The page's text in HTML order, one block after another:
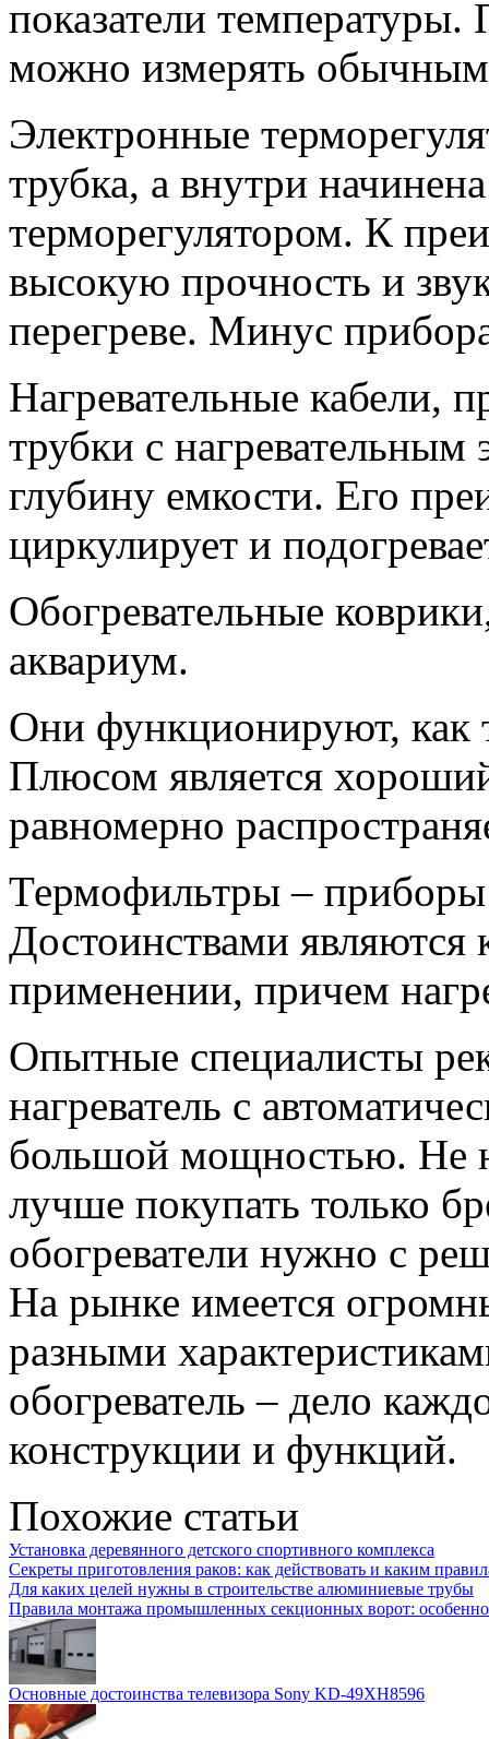
показатели
можно измерять
Электронные
трубка, а внутри
терморегулятором. К
высокую прочность и
перегреве. Минус
Нагревательные кабели,
трубки с нагревательным
глубину емкости. Его
циркулирует и
Обогревательные
аквариум.
Они функционируют, как
Плюсом является
равномерно
Термофильтры – приборы
Достоинствами
применении, причем
Опытные специалисты
нагреватель с
большой мощностью. Не
лучше покупать только
обогреватели нужно с
На рынке имеется
разными
обогреватель – дело
конструкции и функций.
Похожие статьи
Установка деревянного детского спортивного комплекса
Секреты приготовления раков: как действовать и каким
Для каких целей нужны в строительстве алюминиевые трубы
Правила монтажа промышленных секционных ворот:
Основные достоинства телевизора Sony KD-49XH8596